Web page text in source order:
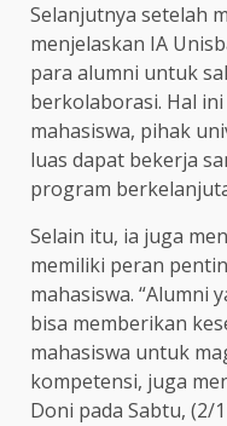
Selanjutnya setelah
menjelaskan IA
para alumni untuk
berkolaborasi. Hal
mahasiswa, pihak
luas dapat bekerja
program
Selain itu, ia juga
memiliki peran
mahasiswa. “Alumni
bisa memberikan
mahasiswa untuk
kompetensi, juga
Doni pada Sabtu, (2/